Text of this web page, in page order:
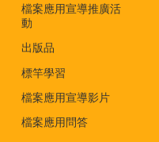
檔案應用宣導推廣活
動
出版品
標竿學習
檔案應用宣導影片
檔案應用問答